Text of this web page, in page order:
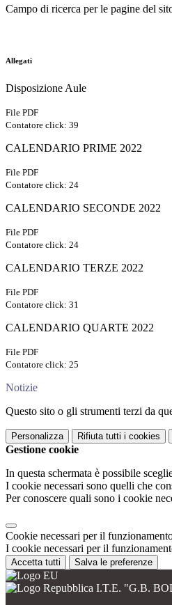
Campo di ricerca per le pagine del
Allegati
Disposizione Aule
File PDF
Contatore click: 39
CALENDARIO PRIME 2022
File PDF
Contatore click: 24
CALENDARIO SECONDE 2022
File PDF
Contatore click: 24
CALENDARIO TERZE 2022
File PDF
Contatore click: 31
CALENDARIO QUARTE 2022
File PDF
Contatore click: 25
Notizie
Questo sito o gli strumenti terzi da
Personalizza Rifiuta tutti i cookies
Gestione cookie
In questa schermata è possibile
I cookie necessari sono quelli che
Per conoscere quali sono i cookie
Cookie necessari per il
I cookie necessari per il
Accetta tutti Salva le preferenze
I.T.E. "G.B.